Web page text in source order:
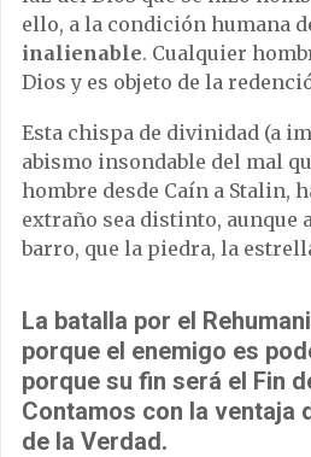
ello, a la condición humana
inalienable. Cualquier
Dios y es objeto de la
Esta chispa de divinidad (a
abismo insondable del mal
hombre desde Caín a Stalin,
extraño sea distinto, aunque
barro, que la piedra, la
La batalla por el
porque el enemigo es
porque su fin será el Fin
Contamos con la ventaja
de la Verdad.